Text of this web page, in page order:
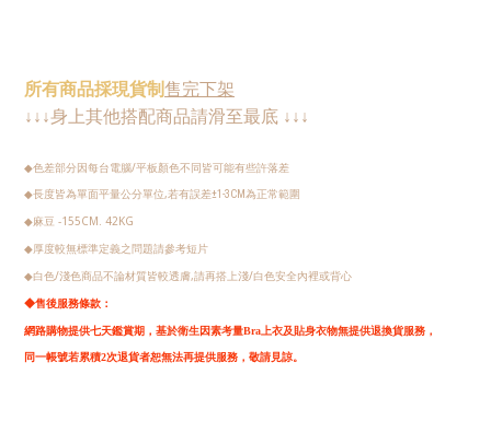
所有商品採現貨制售完下架
↓ ↓ ↓身上其他搭配商品請滑至最底 ↓ ↓ ↓
◆色差部分因每台電腦/平板顏色不同皆可能有些許落差
◆長度皆為單面平量公分單位,若有誤差±1-3CM 為正常範圍
◆麻豆 -155CM. 42KG
◆厚度較無標準定義之問題請參考短片
◆白色/淺色商品不論材質皆較透膚,請再搭上淺/白色安全內裡或背心
◆售後服務條款：
網路購物提供七天鑑賞期， 基於衛生因素考量Bra上衣及貼身衣物無提供退換貨服務，
同一帳號若累積2次退貨者恕無法再提供服務，敬請見諒。